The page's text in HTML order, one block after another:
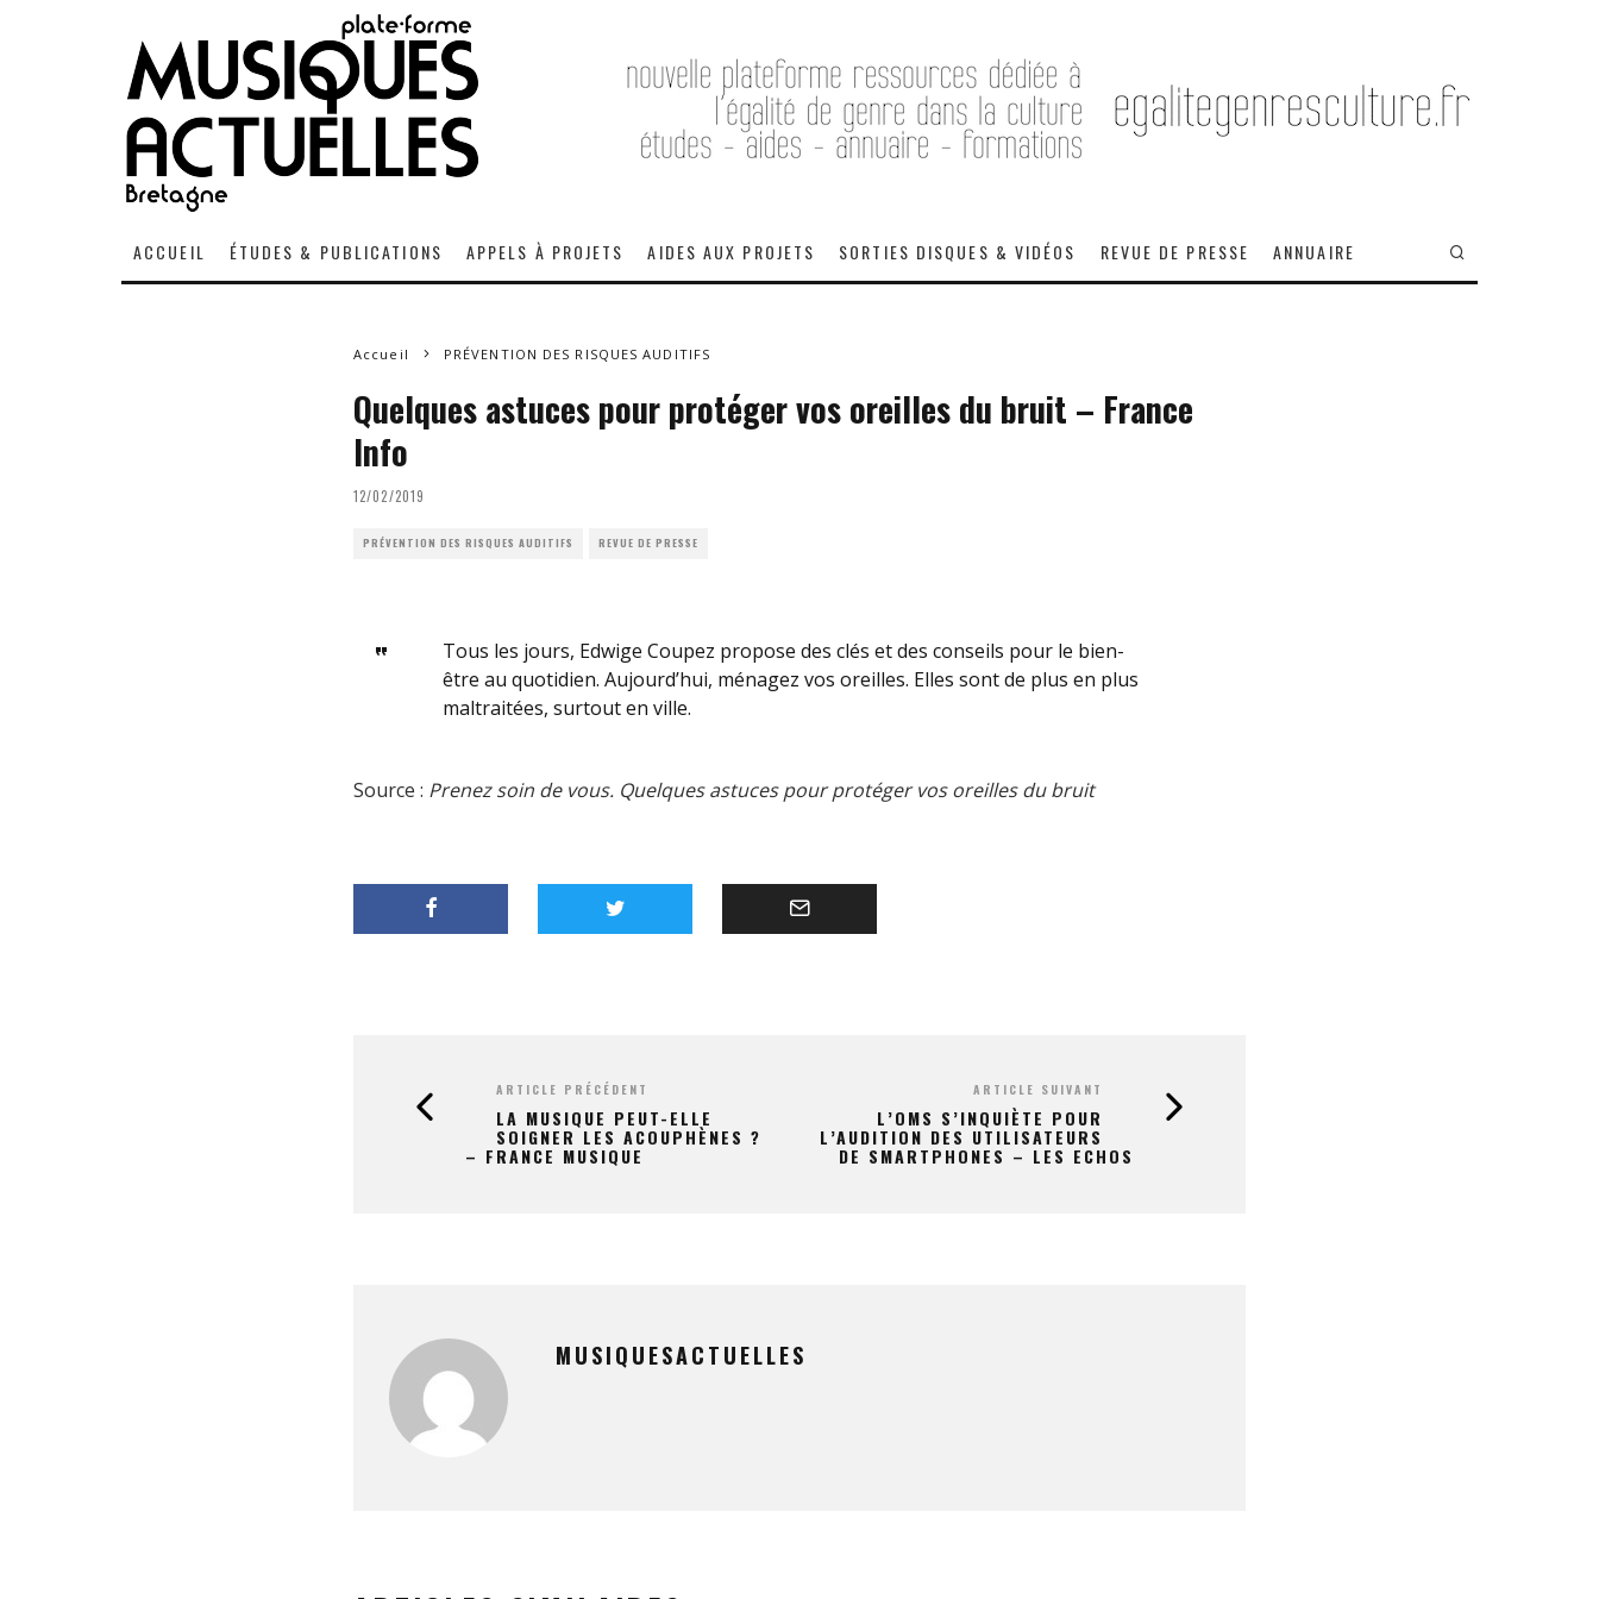
ACCUEIL ÉTUDES & PUBLICATIONS APPELS À PROJETS AIDES AUX PROJETS SORTIES DISQUES & VIDÉOS REVUE DE PRESSE ANNUAIRE
Accueil PRÉVENTION DES RISQUES AUDITIFS
Quelques astuces pour protéger vos oreilles du bruit – France
Info
12/02/2019
PRÉVENTION DES RISQUES AUDITIFS REVUE DE PRESSE
Tous les jours, Edwige Coupez propose des clés et des conseils pour le bien-
être au quotidien. Aujourd’hui, ménagez vos oreilles. Elles sont de plus en plus
maltraitées, surtout en ville.
Source : Prenez soin de vous. Quelques astuces pour protéger vos oreilles du bruit
ARTICLE PRÉCÉDENT
LA MUSIQUE PEUT-ELLE
SOIGNER LES ACOUPHÈNES ?
– FRANCE MUSIQUE
ARTICLE SUIVANT
L’OMS S’INQUIÈTE POUR
L’AUDITION DES UTILISATEURS
DE SMARTPHONES – LES ECHOS
MUSIQUESACTUELLES